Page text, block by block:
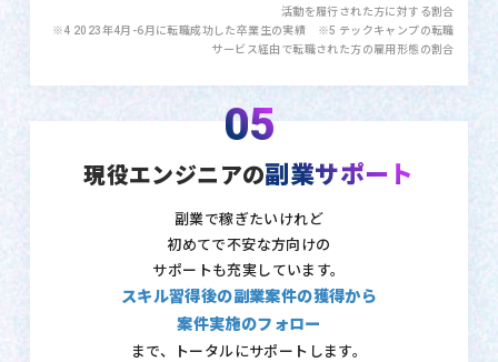
活動を履行された方に対する割合
※4 2023年4月-6月に転職成功した卒業生の実績 ※5 テックキャンプの転職
サービス経由で転職された方の雇用形態の割合
05
現役エンジニアの副業サポート
副業で稼ぎたいけれど
初めてで不安な方向けの
サポートも充実しています。
スキル習得後の副業案件の獲得から
案件実施のフォロー
まで、トータルにサポートします。